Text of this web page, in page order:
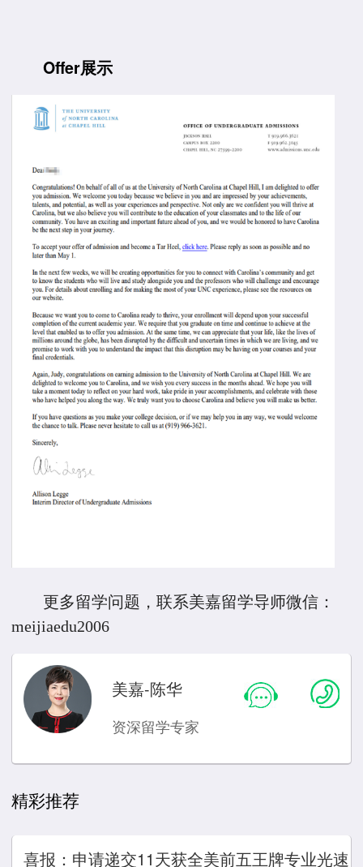
Offer展示
更多留学问题，联系美嘉留学导师微信：
meijiaedu2006
美嘉-陈华
资深留学专家
精彩推荐
喜报：申请递交11天获全美前五王牌专业光速